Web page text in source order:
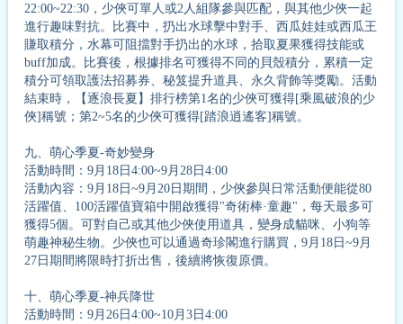
22:00~22:30，少俠可單人或2人組隊參與匹配，與其他少俠一起
進行趣味對抗。比賽中，扔出水球擊中對手、西瓜娃娃或西瓜王
賺取積分，水幕可阻擋對手扔出的水球，拾取夏果獲得技能或
buff加成。比賽後，根據排名可獲得不同的貝殼積分，累積一定
積分可領取護法招募券、秘笈提升道具、永久背飾等獎勵。活動
結束時，【逐浪長夏】排行榜第1名的少俠可獲得[乘風破浪的少
俠]稱號；第2~5名的少俠可獲得[踏浪逍遙客]稱號。
九、萌心季夏-奇妙變身
活動時間：9月18日4:00~9月28日4:00
活動內容：9月18日~9月20日期間，少俠參與日常活動便能從80
活躍值、100活躍值寶箱中開啟獲得"奇術棒·童趣"，每天最多可
獲得5個。可對自己或其他少俠使用道具，變身成貓咪、小狗等
萌趣神秘生物。少俠也可以通過奇珍閣進行購買，9月18日~9月
27日期間將限時打折出售，後續將恢復原價。
十、萌心季夏-神兵降世
活動時間：9月26日4:00~10月3日4:00